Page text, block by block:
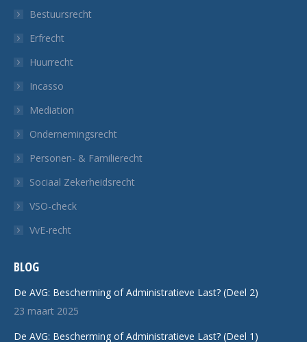
tabbladtabbladtabbladtabblad
Bestuursrecht
Erfrecht
Huurrecht
Incasso
Mediation
Ondernemingsrecht
Personen- & Familierecht
Sociaal Zekerheidsrecht
VSO-check
VvE-recht
BLOG
De AVG: Bescherming of Administratieve Last? (Deel 2)
23 maart 2025
De AVG: Bescherming of Administratieve Last? (Deel 1)